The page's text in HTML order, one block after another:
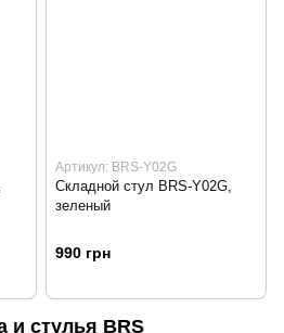
Артикул: BRS-Y02G
Складной стул BRS-Y02G,
зеленый
990 грн
и стулья BRS